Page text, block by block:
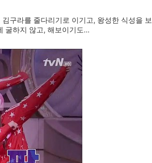
구라를 줄다리기로 이기고, 왕성한 식성을 보
굴하지 않고, 해보이기도...